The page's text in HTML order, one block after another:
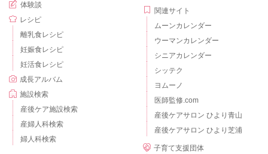
体験談
レシピ
離乳食レシピ
妊娠食レシピ
妊活食レシピ
成長アルバム
施設検索
産後ケア施設検索
産婦人科検索
婦人科検索
関連サイト
ムーンカレンダー
ウーマンカレンダー
シニアカレンダー
シッテク
ヨムーノ
医師監修.com
産後ケアサロン ひより青山
産後ケアサロン ひより芝浦
子育て支援団体